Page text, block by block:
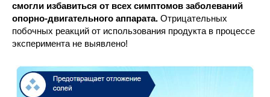
смогли избавиться от всех симптомов заболеваний
опорно-двигательного аппарата. Отрицательных
побочных реакций от использования продукта в процессе
эксперимента не выявлено!